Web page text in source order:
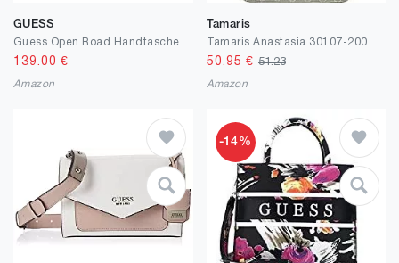
GUESS
139.00 €
Amazon
Tamaris
50.95 € 51.23
Amazon
-14%